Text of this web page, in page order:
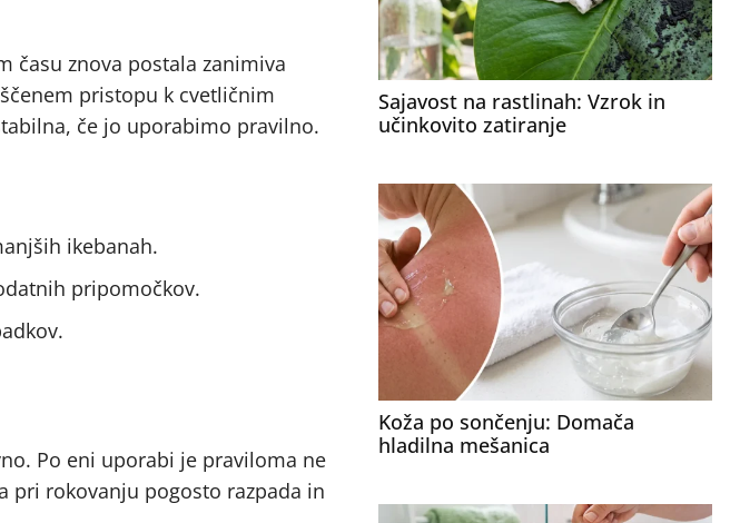
času znova postala zanimiva
pristopu k cvetličnim
če jo uporabimo pravilno.
ikebanah.
pripomočkov.
Po eni uporabi je praviloma ne
pri rokovanju pogosto razpada in
Sajavost na rastlinah: Vzrok in
učinkovito zatiranje
Koža po sončenju: Domača
hladilna mešanica